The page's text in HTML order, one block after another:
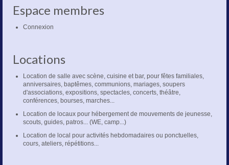
Espace membres
Connexion
Locations
Location de salle avec scène, cuisine et bar, pour fêtes familiales,
anniversaires, baptêmes, communions, mariages, soupers
d'associations, expositions, spectacles, concerts, théâtre,
conférences, bourses, marches...
Location de locaux pour hébergement de mouvements de jeunesse,
scouts, guides, patros... (WE, camp...)
Location de local pour activités hebdomadaires ou ponctuelles,
cours, ateliers, répétitions...